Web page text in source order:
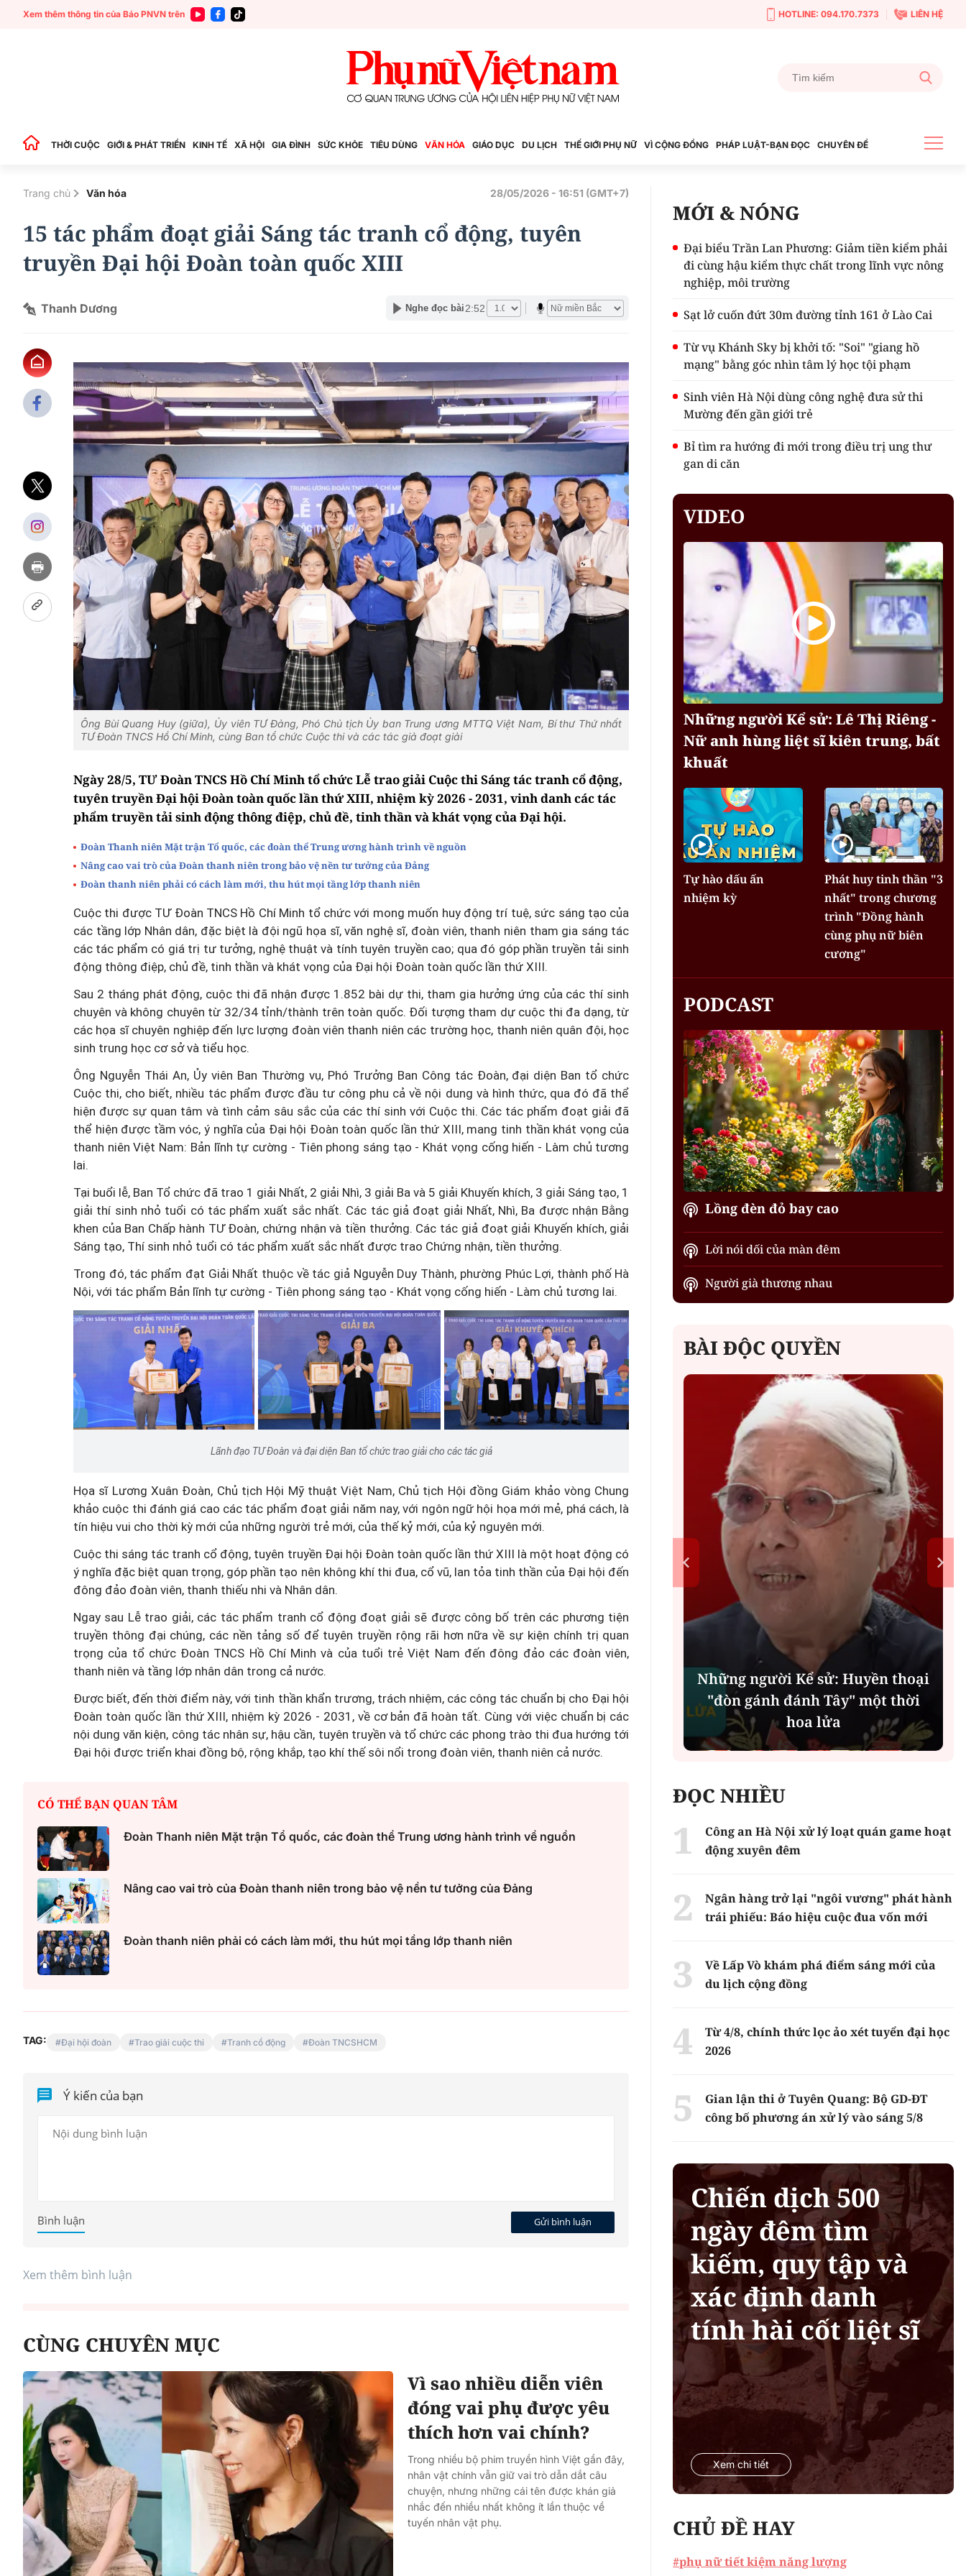
Xem thêm thông tin của Báo PNVN trên HOTLINE: 094.170.7373 LIÊN HỆ
THỜI CUỘC GIỚI & PHÁT TRIỂN KINH TẾ XÃ HỘI GIA ĐÌNH SỨC KHỎE TIÊU DÙNG VĂN HÓA GIÁO DỤC DU LỊCH THẾ GIỚI PHỤ NỮ VÌ CỘNG ĐỒNG PHÁP LUẬT-BẠN ĐỌC CHUYÊN ĐỀ
Trang chủ Văn hóa 28/05/2026 - 16:51 (GMT+7)
15 tác phẩm đoạt giải Sáng tác tranh cổ động, tuyên
truyền Đại hội Đoàn toàn quốc XIII
Thanh Dương Nghe đọc bài 2:52
Ông Bùi Quang Huy (giữa), Ủy viên TƯ Đảng, Phó Chủ tịch Ủy ban Trung ương MTTQ Việt Nam, Bí thư Thứ nhất
TƯ Đoàn TNCS Hồ Chí Minh, cùng Ban tổ chức Cuộc thi và các tác giả đoạt giải
Ngày 28/5, TƯ Đoàn TNCS Hồ Chí Minh tổ chức Lễ trao giải Cuộc thi Sáng tác tranh cổ động,
tuyên truyền Đại hội Đoàn toàn quốc lần thứ XIII, nhiệm kỳ 2026 - 2031, vinh danh các tác
phẩm truyền tải sinh động thông điệp, chủ đề, tinh thần và khát vọng của Đại hội.
Đoàn Thanh niên Mặt trận Tổ quốc, các đoàn thể Trung ương hành trình về nguồn
Nâng cao vai trò của Đoàn thanh niên trong bảo vệ nền tư tưởng của Đảng
Đoàn thanh niên phải có cách làm mới, thu hút mọi tầng lớp thanh niên
Cuộc thi được TƯ Đoàn TNCS Hồ Chí Minh tổ chức với mong muốn huy động trí tuệ, sức sáng tạo của
các tầng lớp Nhân dân, đặc biệt là đội ngũ họa sĩ, văn nghệ sĩ, đoàn viên, thanh niên tham gia sáng tác
các tác phẩm có giá trị tư tưởng, nghệ thuật và tính tuyên truyền cao; qua đó góp phần truyền tải sinh
động thông điệp, chủ đề, tinh thần và khát vọng của Đại hội Đoàn toàn quốc lần thứ XIII.
Sau 2 tháng phát động, cuộc thi đã nhận được 1.852 bài dự thi, tham gia hưởng ứng của các thí sinh
chuyên và không chuyên từ 32/34 tỉnh/thành trên toàn quốc. Đối tượng tham dự cuộc thi đa dạng, từ
các họa sĩ chuyên nghiệp đến lực lượng đoàn viên thanh niên các trường học, thanh niên quân đội, học
sinh trung học cơ sở và tiểu học.
Ông Nguyễn Thái An, Ủy viên Ban Thường vụ, Phó Trưởng Ban Công tác Đoàn, đại diện Ban tổ chức
Cuộc thi, cho biết, nhiều tác phẩm được đầu tư công phu cả về nội dung và hình thức, qua đó đã thể
hiện được sự quan tâm và tình cảm sâu sắc của các thí sinh với Cuộc thi. Các tác phẩm đoạt giải đã
thể hiện được tầm vóc, ý nghĩa của Đại hội Đoàn toàn quốc lần thứ XIII, mang tinh thần khát vọng của
thanh niên Việt Nam: Bản lĩnh tự cường - Tiên phong sáng tạo - Khát vọng cống hiến - Làm chủ tương
lai.
Tại buổi lễ, Ban Tổ chức đã trao 1 giải Nhất, 2 giải Nhì, 3 giải Ba và 5 giải Khuyến khích, 3 giải Sáng tạo, 1
giải thí sinh nhỏ tuổi có tác phẩm xuất sắc nhất. Các tác giả đoạt giải Nhất, Nhì, Ba được nhận Bằng
khen của Ban Chấp hành TƯ Đoàn, chứng nhận và tiền thưởng. Các tác giả đoạt giải Khuyến khích, giải
Sáng tạo, Thí sinh nhỏ tuổi có tác phẩm xuất sắc nhất được trao Chứng nhận, tiền thưởng.
Trong đó, tác phẩm đạt Giải Nhất thuộc về tác giả Nguyễn Duy Thành, phường Phúc Lợi, thành phố Hà
Nội, với tác phẩm Bản lĩnh tự cường - Tiên phong sáng tạo - Khát vọng cống hiến - Làm chủ tương lai.
Lãnh đạo TƯ Đoàn và đại diện Ban tổ chức trao giải cho các tác giả
Họa sĩ Lương Xuân Đoàn, Chủ tịch Hội Mỹ thuật Việt Nam, Chủ tịch Hội đồng Giám khảo vòng Chung
khảo cuộc thi đánh giá cao các tác phẩm đoạt giải năm nay, với ngôn ngữ hội họa mới mẻ, phá cách, là
tín hiệu vui cho thời kỳ mới của những người trẻ mới, của thế kỷ mới, của kỷ nguyên mới.
Cuộc thi sáng tác tranh cổ động, tuyên truyền Đại hội Đoàn toàn quốc lần thứ XIII là một hoạt động có
ý nghĩa đặc biệt quan trọng, góp phần tạo nên không khí thi đua, cổ vũ, lan tỏa tinh thần của Đại hội đến
đông đảo đoàn viên, thanh thiếu nhi và Nhân dân.
Ngay sau Lễ trao giải, các tác phẩm tranh cổ động đoạt giải sẽ được công bố trên các phương tiện
truyền thông đại chúng, các nền tảng số để tuyên truyền rộng rãi hơn nữa về sự kiện chính trị quan
trọng của tổ chức Đoàn TNCS Hồ Chí Minh và của tuổi trẻ Việt Nam đến đông đảo các đoàn viên,
thanh niên và tầng lớp nhân dân trong cả nước.
Được biết, đến thời điểm này, với tinh thần khẩn trương, trách nhiệm, các công tác chuẩn bị cho Đại hội
Đoàn toàn quốc lần thứ XIII, nhiệm kỳ 2026 - 2031, về cơ bản đã hoàn tất. Cùng với việc chuẩn bị các
nội dung văn kiện, công tác nhân sự, hậu cần, tuyên truyền và tổ chức các phong trào thi đua hướng tới
Đại hội được triển khai đồng bộ, rộng khắp, tạo khí thế sôi nổi trong đoàn viên, thanh niên cả nước.
CÓ THỂ BẠN QUAN TÂM
Đoàn Thanh niên Mặt trận Tổ quốc, các đoàn thể Trung ương hành trình về nguồn
Nâng cao vai trò của Đoàn thanh niên trong bảo vệ nền tư tưởng của Đảng
Đoàn thanh niên phải có cách làm mới, thu hút mọi tầng lớp thanh niên
TAG: Đại hội đoàn Trao giải cuộc thi Tranh cổ động Đoàn TNCSHCM
Ý kiến của bạn
Gửi bình luận
Bình luận
Xem thêm bình luận
CÙNG CHUYÊN MỤC
Vì sao nhiều diễn viên
đóng vai phụ được yêu
thích hơn vai chính?
Trong nhiều bộ phim truyền hình Việt gần đây,
nhân vật chính vẫn giữ vai trò dẫn dắt câu
chuyện, nhưng những cái tên được khán giả
nhắc đến nhiều nhất không ít lần thuộc về
tuyến nhân vật phụ.
MỚI & NÓNG
Đại biểu Trần Lan Phương: Giảm tiền kiểm phải
đi cùng hậu kiểm thực chất trong lĩnh vực nông
nghiệp, môi trường
Sạt lở cuốn đứt 30m đường tỉnh 161 ở Lào Cai
Từ vụ Khánh Sky bị khởi tố: "Soi" "giang hồ
mạng" bằng góc nhìn tâm lý học tội phạm
Sinh viên Hà Nội dùng công nghệ đưa sử thi
Mường đến gần giới trẻ
Bỉ tìm ra hướng đi mới trong điều trị ung thư
gan di căn
VIDEO
Những người Kể sử: Lê Thị Riêng -
Nữ anh hùng liệt sĩ kiên trung, bất
khuất
Tự hào dấu ấn
nhiệm kỳ
Phát huy tinh thần "3
nhất" trong chương
trình "Đồng hành
cùng phụ nữ biên
cương"
PODCAST
Lồng đèn đỏ bay cao
Lời nói dối của màn đêm
Người già thương nhau
BÀI ĐỘC QUYỀN
Vai trò của Hội LHPN Việt Nam
trong thúc đẩy tiến trình chuyển
đổi số quốc gia và phát triển công
dân số
Tín hiệu nợ phía sau lợi nhuận
tăng mạnh của MBBank
Những người Kể sử: Huyền thoại
"đòn gánh đánh Tây" một thời
hoa lửa
ĐỌC NHIỀU
Công an Hà Nội xử lý loạt quán game hoạt
động xuyên đêm
Ngân hàng trở lại "ngôi vương" phát hành
trái phiếu: Báo hiệu cuộc đua vốn mới
Về Lấp Vò khám phá điểm sáng mới của
du lịch cộng đồng
Từ 4/8, chính thức lọc ảo xét tuyển đại học
2026
Gian lận thi ở Tuyên Quang: Bộ GD-ĐT
công bố phương án xử lý vào sáng 5/8
Chiến dịch 500
ngày đêm tìm
kiếm, quy tập và
xác định danh
tính hài cốt liệt sĩ
Xem chi tiết
CHỦ ĐỀ HAY
#phụ nữ tiết kiệm năng lượng